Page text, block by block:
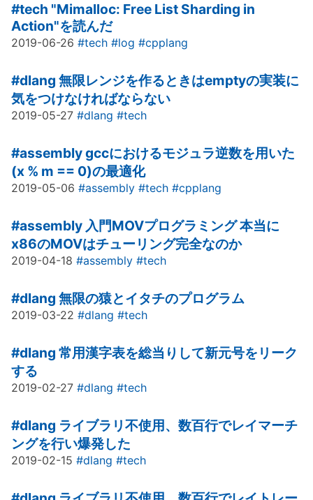
#tech "Mimalloc: Free List Sharding in
Action"を読んだ
2019-06-26 #tech #log #cpplang
#dlang 無限レンジを作るときはemptyの実装に
気をつけなければならない
2019-05-27 #dlang #tech
#assemblygccにおけるモジュラ逆数を用いた
(x % m == 0)の最適化
2019-05-06 #assembly #tech #cpplang
#assembly 入門MOVプログラミング 本当に
x86のMOVはチューリング完全なのか
2019-04-18 #assembly #tech
#dlang 無限の猿とイタチのプログラム
2019-03-22 #dlang #tech
#dlang 常用漢字表を総当りして新元号をリーク
する
2019-02-27 #dlang #tech
#dlang ライブラリ不使用、数百行でレイマーチ
ングを行い爆発した
2019-02-15 #dlang #tech